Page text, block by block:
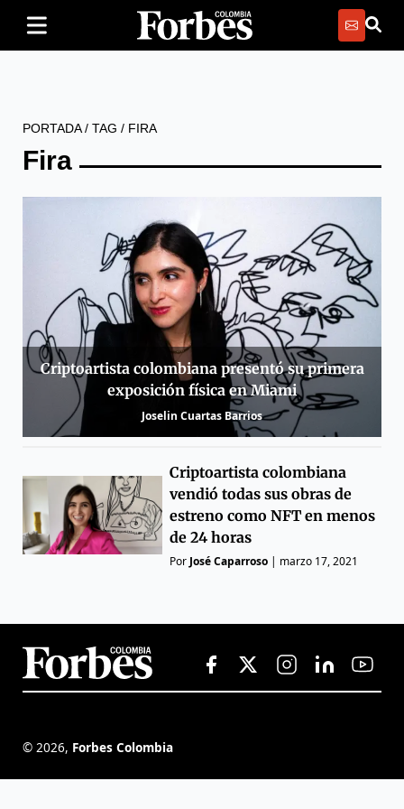
PORTADA/ TAG / FIRA
Fira
Criptoartista colombiana presentó su primera
exposición física en Miami
Joselin Cuartas Barrios
Criptoartista colombiana
vendió todas sus obras de
estreno como NFT en menos
de 24 horas
Por José Caparroso | marzo 17, 2021
© 2026, Forbes Colombia